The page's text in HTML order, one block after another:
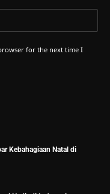
for the next time I
Kebahagiaan Natal di